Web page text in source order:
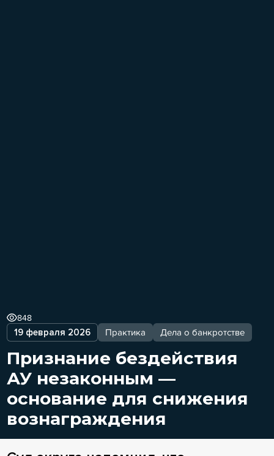
19 февраля 2026 Практика Дела о банкротстве
848
Признание бездействия
АУ незаконным —
основание для снижения
вознаграждения